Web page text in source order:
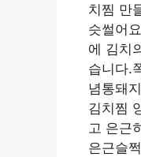
치찜 만
슷썰어
에 김치
습니다.
념통돼
김치찜
고 은근
은근슬